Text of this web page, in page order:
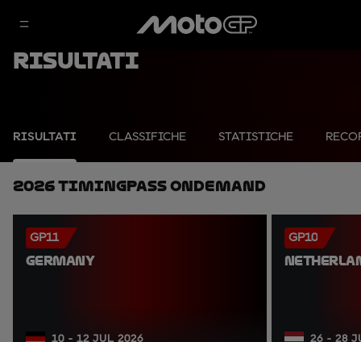
Risultati
RISULTATI CLASSIFICHE STATISTICHE
2026 TimingPass OnDemand
GP11
GERMANY
10 - 12 JUL 2026
GP10
26 - 28